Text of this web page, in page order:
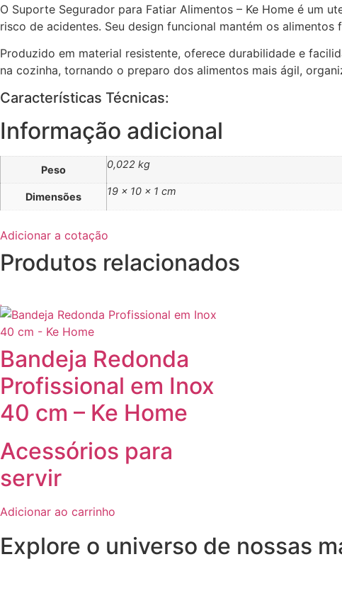
O Suporte Segurador para Fatiar Alimentos – Ke Home é um
risco de acidentes. Seu design funcional mantém os
Produzido em material resistente, oferece durabilidade e
na cozinha, tornando o preparo dos alimentos mais ágil,
Características Técnicas:
Informação adicional
Peso 0,022 kg
Dimensões 19 × 10 × 1 cm
Adicionar a cotação
Produtos relacionados
Bandeja Redonda
Profissional em Inox
40 cm – Ke Home
Acessórios para
servir
Adicionar ao carrinho
Explore o universo de nossas